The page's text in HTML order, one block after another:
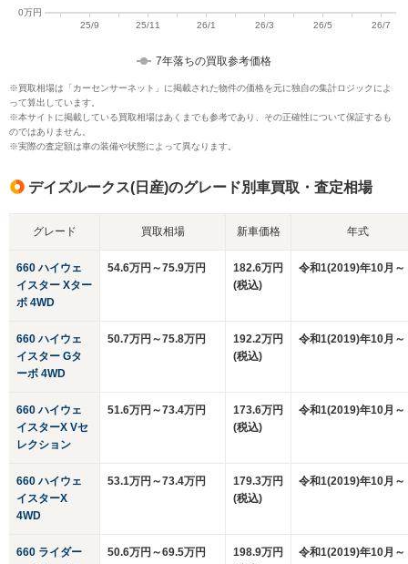
7年落ちの買取参考価格
※買取相場は「カーセンサーネット」に掲載された物件の価格を元に独自の集計ロジックによ
って算出しています。
※本サイトに掲載している買取相場はあくまでも参考であり、その正確性について保証するも
のではありません。
※実際の査定額は車の装備や状態によって異なります。
デイズルークス(日産)のグレード別車買取・査定相場
グレード 買取相場 新車価格 年式
660 ハイウェ
イスター Xター
ボ 4WD
54.6万円～75.9万円
182.6万円
(税込)
令和1(2019)年10月～
660 ハイウェ
イスター Gタ
ーボ 4WD
50.7万円～75.8万円
192.2万円
(税込)
令和1(2019)年10月～
660 ハイウェ
イスターX Vセ
レクション
51.6万円～73.4万円
173.6万円
(税込)
令和1(2019)年10月～
660 ハイウェ
イスターX
4WD
53.1万円～73.4万円
179.3万円
(税込)
令和1(2019)年10月～
660 ライダー
50.6万円～69.5万円
198.9万円
令和1(2019)年10月～